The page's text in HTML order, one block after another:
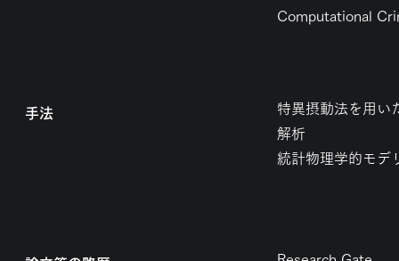
Computational
手法
特異摂動法を用い
解析
統計物理学的モデ